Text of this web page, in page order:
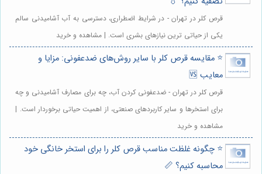
قرص کلر در تهران - در شرایط اضطراری، دسترسی به آب آشامیدنی سالم
یکی از حیاتی ترین نیازهای بشری است. | مشاهده و خرید
⭐️ مقایسه قرص کلر با سایر روش‌های ضدعفونی: مزایا و
معایب 🆚
قرص کلر در تهران - ضدعفونی کردن آب، چه برای مصارف آشامیدنی و چه
برای استخرها و سایر کاربردهای صنعتی، از اهمیت حیاتی برخوردار است. |
مشاهده و خرید
⭐️ چگونه غلظت مناسب قرص کلر را برای استخر خانگی خود
محاسبه کنیم؟ 📏